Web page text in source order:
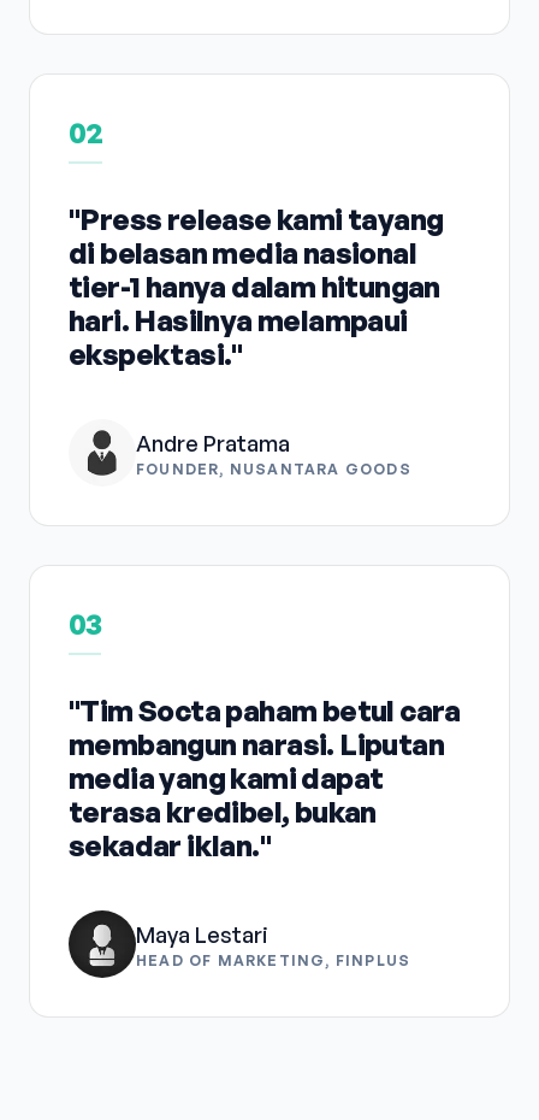
02
"Press release kami tayang
di belasan media nasional
tier-1 hanya dalam hitungan
hari. Hasilnya melampaui
ekspektasi."
Andre Pratama
FOUNDER, NUSANTARA GOODS
03
"Tim Socta paham betul cara
membangun narasi. Liputan
media yang kami dapat
terasa kredibel, bukan
sekadar iklan."
Maya Lestari
HEAD OF MARKETING, FINPLUS